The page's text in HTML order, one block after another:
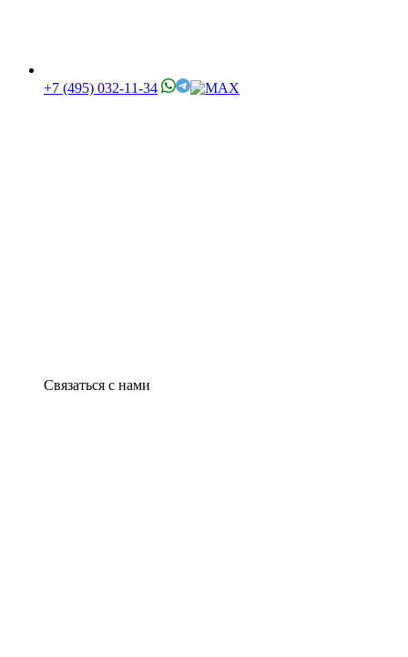
+7 (495) 032-11-34
Связаться с нами